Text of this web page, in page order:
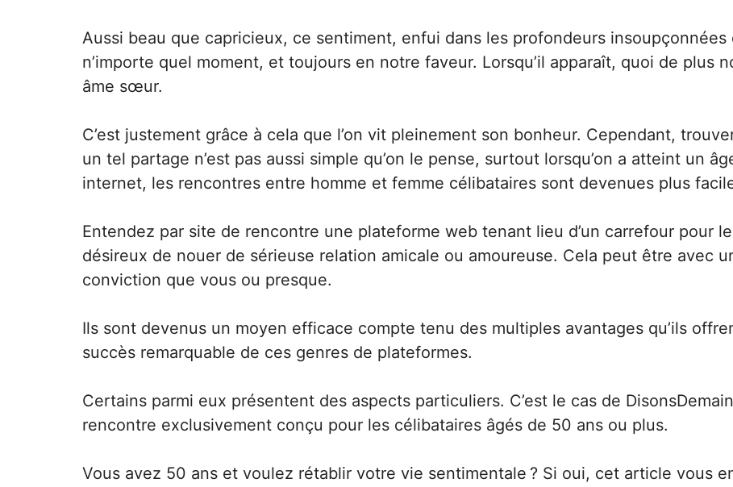
Aussi beau que capricieux, ce sentiment, enfui dans les profondeurs
n’importe quel moment, et toujours en notre faveur. Lorsqu’il apparaît, quoi de plus
âme sœur.
C’est justement grâce à cela que l’on vit pleinement son bonheur. Cependant,
un tel partage n’est pas aussi simple qu’on le pense, surtout lorsqu’on a atteint un
internet, les rencontres entre homme et femme célibataires sont devenues plus
Entendez par site de rencontre une plateforme web tenant lieu d’un carrefour pour
désireux de nouer de sérieuse relation amicale ou amoureuse. Cela peut être avec
conviction que vous ou presque.
Ils sont devenus un moyen efficace compte tenu des multiples avantages qu’ils
succès remarquable de ces genres de plateformes.
Certains parmi eux présentent des aspects particuliers. C’est le cas de
rencontre exclusivement conçu pour les célibataires âgés de 50 ans ou plus.
Vous avez 50 ans et voulez rétablir votre vie sentimentale ? Si oui, cet article vous